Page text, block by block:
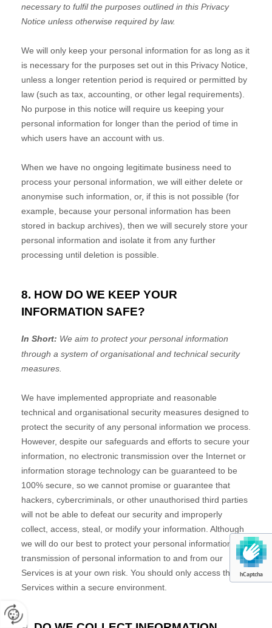
hCaptcha